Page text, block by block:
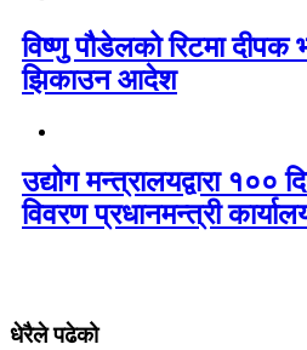
विष्णु पौडेलको रिटमा
झिकाउन आदेश
उद्योग मन्त्रालयद्वारा १००
विवरण प्रधानमन्त्री
धेरैले पढेको